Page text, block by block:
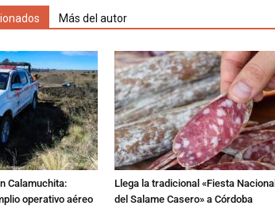
Más del autor
Calamuchita:
operativo aéreo
Llega la tradicional «Fiesta Nacional
del Salame Casero» a Córdoba